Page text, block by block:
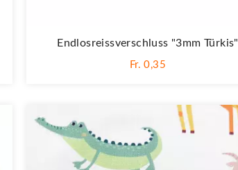
Endlosreissverschluss "3mm Türkis"
Fr. 0,35